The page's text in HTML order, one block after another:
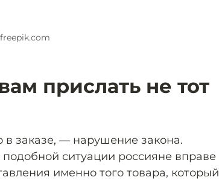
прислать не тот
в заказе, — нарушение закона.
ситуации россияне вправе
именно того товара, который